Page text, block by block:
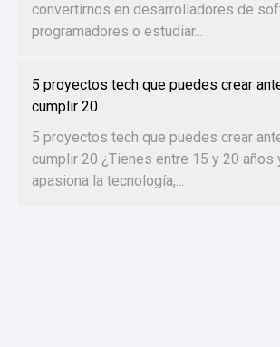
convertirnos en desarrolladores de
programadores o estudiar...
5 proyectos tech que puedes crear
cumplir 20
5 proyectos tech que puedes crear
cumplir 20 ¿Tienes entre 15 y 20 años
apasiona la tecnología,...